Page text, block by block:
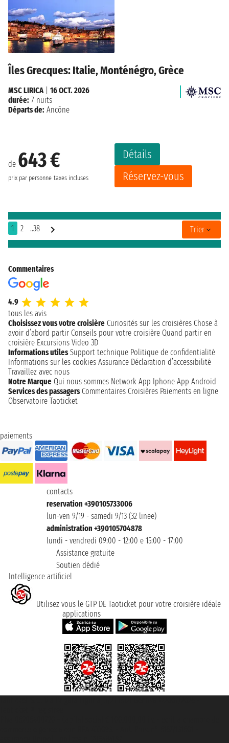
Îles Grecques: Italie, Monténégro, Grèce
de 643 €
prix par personne taxes incluses
Détails
Réservez-vous
MSC LIRICA
16 OCT. 2026
durée: 7 nuits
Départs de: Ancône
1 2 ..38 Trier
Commentaires
4.9
tous les avis
Choisissez vous votre croisière Curiosités sur les croisières Chose à
avoir d’abord partir Conseils pour votre croisière Quand partir en
croisière Excursions Video 3D
Informations utiles Support technique Politique de confidentialité
Informations sur les cookies Assurance Déclaration d’accessibilité
Travaillez avec nous
Notre Marque Qui nous sommes Network App Iphone App Android
Services des passagers Commentaires Croisières Paiements en ligne
Observatoire Taoticket
paiements
contacts
reservation +390105733006
lun-ven 9/19 - samedi 9/13 (32 linee)
administration +390105704878
lundi - vendredi 09:00 - 12:00 e 15:00 - 17:00
Assistance gratuite
Soutien dédié
Intelligence artificiel
Utilisez vous le GTP DE Taoticket pour votre croisière idéale
applications